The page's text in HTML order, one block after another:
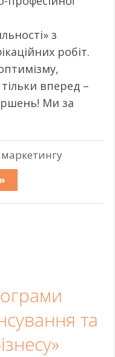
з
робіт.
вперед –
Ми за
та